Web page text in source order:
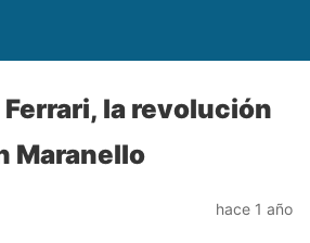
la revolución
Maranello
hace 1 año